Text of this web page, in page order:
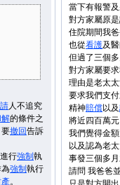
人不追究
的條件之
撤回告訴
行強制 執
強制 執行
。
當下有報警
對方家屬原
住院期間我
也從看護及
但過了三個
對方家屬要
理由是老太
要求我們支
精神賠償以及
將近四百萬元
我們覺得金
以及認為老
事發三個多
請問 我爸爸